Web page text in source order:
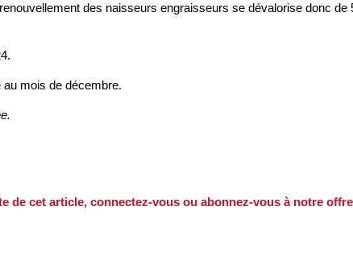
des naisseurs engraisseurs se dévalorise donc de
au mois de décembre.
de cet article, connectez-vous ou abonnez-vous à notre